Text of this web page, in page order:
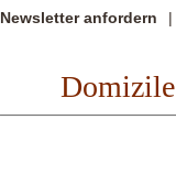
Newsletter anfordern
Domizile